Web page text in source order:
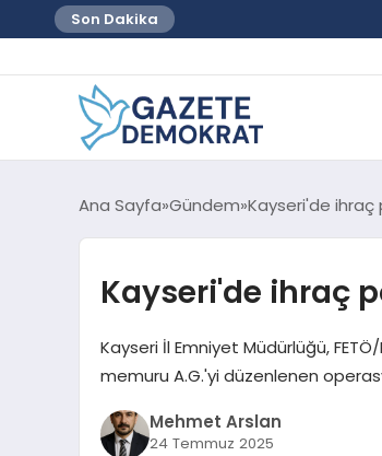
Son Dakika
Ana Sayfa Gündem Kayseri'de ihraç
Kayseri'de ihraç
Kayseri İl Emniyet Müdürlüğü,
memuru A.G.'yi düzenlenen
Mehmet Arslan
24 Temmuz 2025